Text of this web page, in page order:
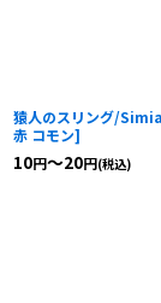
猿人のスリング/
赤 コモン]
10円～20円(税込)